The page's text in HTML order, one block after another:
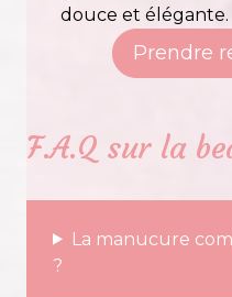
douce et élégante.
Prendre
F.A.Q sur la
La manucure
?